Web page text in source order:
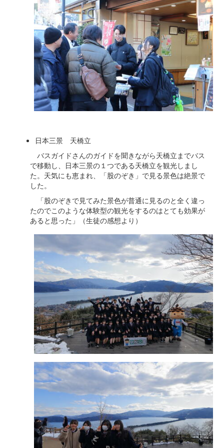
日本三景 天橋立
バスガイドさんのガイドを聞きながら天橋立までバス
で移動し、日本三景の１つである天橋立を観光しまし
た。天気にも恵まれ、「股のぞき」で見る景色は絶景で
した。
「股のぞきで見てみた景色が普通に見るのと全く違っ
たのでこのような体験型の観光をするのはとても効果が
あると思った」（生徒の感想より）